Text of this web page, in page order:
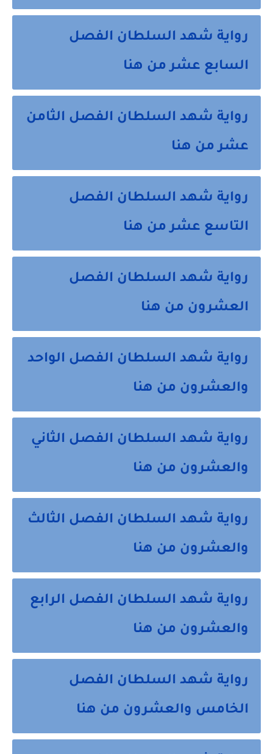
رواية شهد السلطان الفصل
السابع عشر من هنا
رواية شهد السلطان الفصل الثامن
عشر من هنا
رواية شهد السلطان الفصل
التاسع عشر من هنا
رواية شهد السلطان الفصل
العشرون من هنا
رواية شهد السلطان الفصل الواحد
والعشرون من هنا
رواية شهد السلطان الفصل الثاني
والعشرون من هنا
رواية شهد السلطان الفصل الثالث
والعشرون من هنا
رواية شهد السلطان الفصل الرابع
والعشرون من هنا
رواية شهد السلطان الفصل
الخامس والعشرون من هنا